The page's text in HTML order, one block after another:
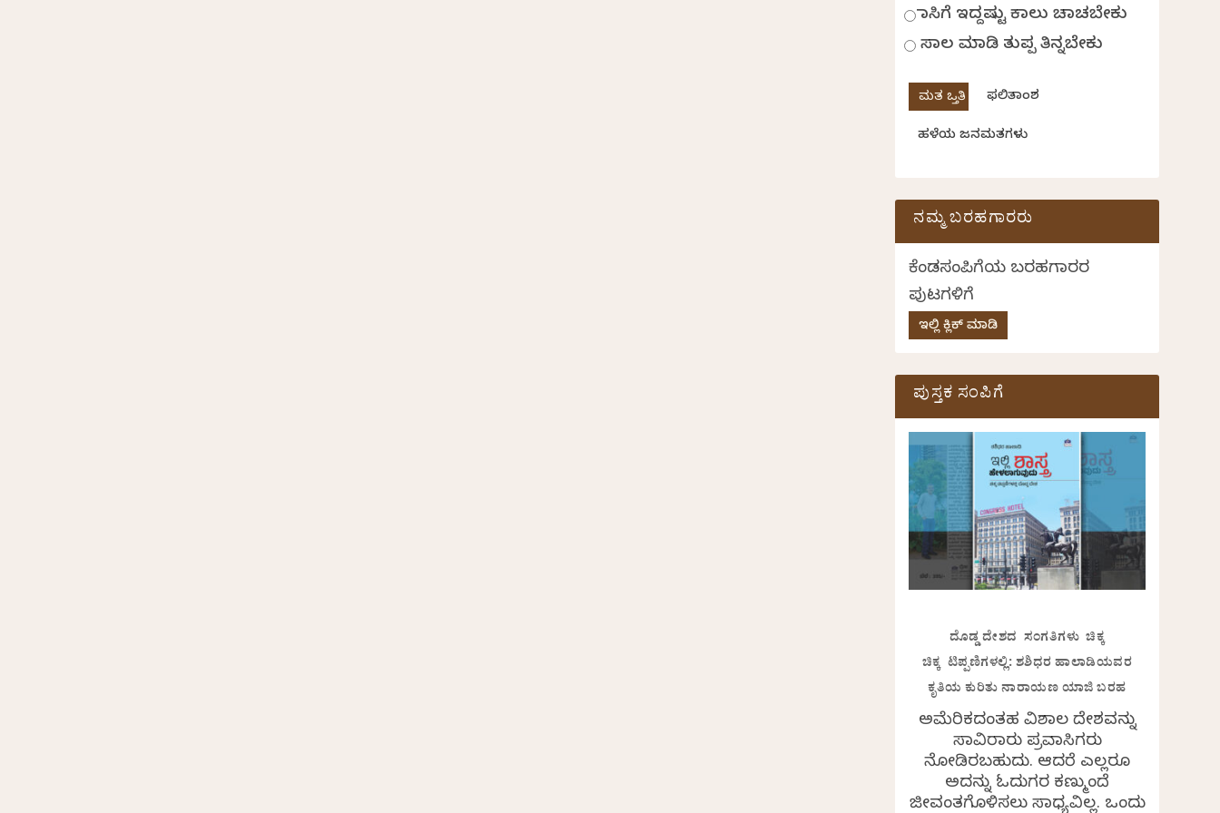
ಹಾಸಿಗೆ ಇದ್ದಷ್ಟು ಕಾಲು ಚಾಚಬೇಕು
ಸಾಲ ಮಾಡಿ ತುಪ್ಪ ತಿನ್ನಬೇಕು
ಫಲಿತಾಂಶ
ಹಳೆಯ ಜನಮತಗಳು
ನಮ್ಮ ಬರಹಗಾರರು
ಕೆಂಡಸಂಪಿಗೆಯ ಬರಹಗಾರರ
ಪುಟಗಳಿಗೆ
ಇಲ್ಲಿ ಕ್ಲಿಕ್ ಮಾಡಿ
ಪುಸ್ತಕ ಸಂಪಿಗೆ
ದೊಡ್ಡ ದೇಶದ ಸಂಗತಿಗಳು ಚಿಕ್ಕ
ಚಿಕ್ಕ ಟಿಪ್ಪಣಿಗಳಲ್ಲಿ: ಶಶಿಧರ ಹಾಲಾಡಿಯವರ
ಕೃತಿಯ ಕುರಿತು ನಾರಾಯಣ ಯಾಜಿ ಬರಹ
ಅಮೆರಿಕದಂತಹ ವಿಶಾಲ ದೇಶವನ್ನು
ಸಾವಿರಾರು ಪ್ರವಾಸಿಗರು
ನೋಡಿರಬಹುದು. ಆದರೆ ಎಲ್ಲರೂ
ಅದನ್ನು ಓದುಗರ ಕಣ್ಮುಂದೆ
ಜೀವಂತಗೊಳಿಸಲು ಸಾಧ್ಯವಿಲ್ಲ. ಒಂದು